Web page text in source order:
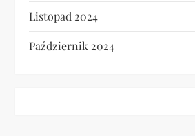
Listopad 2024
Październik 2024